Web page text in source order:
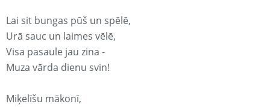
Lai sit bungas pūš un spēlē,
Urā sauc un laimes vēlē,
Visa pasaule jau zina -
Muza vārda dienu svin!
Miķelīšu mākonī,